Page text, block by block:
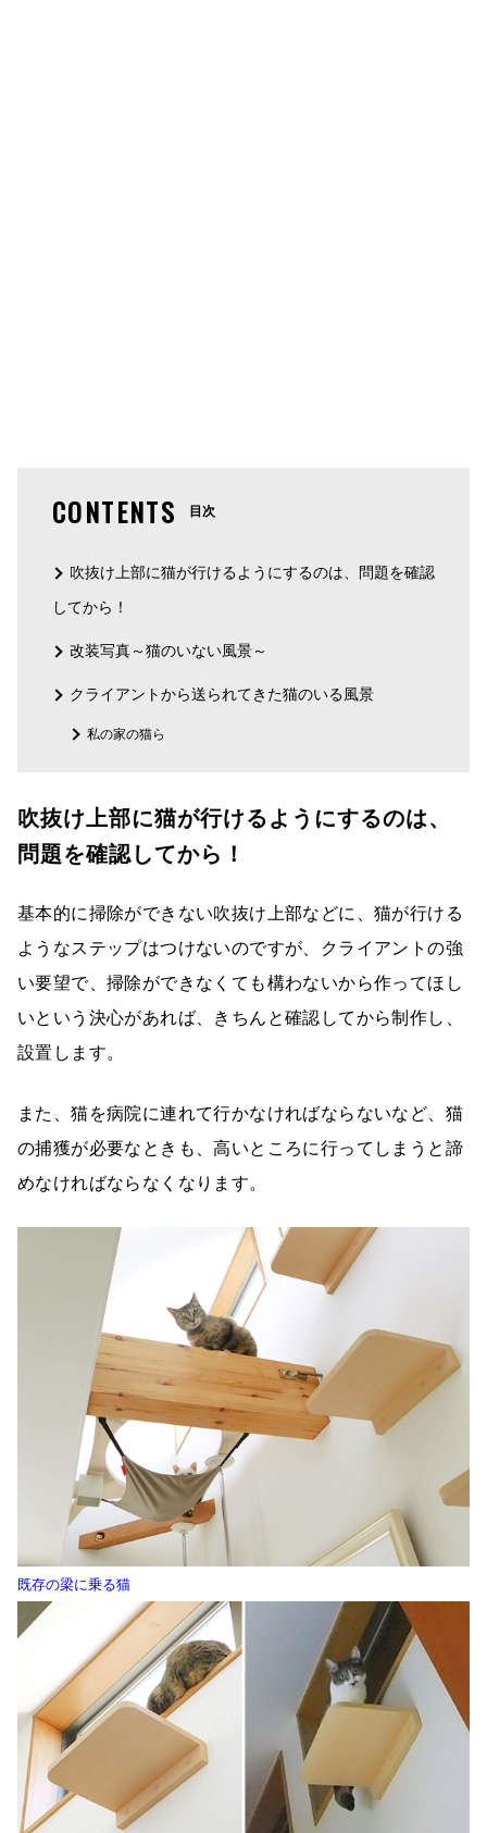
CONTENTS 目次
吹抜け上部に猫が行けるようにするのは、問題を確認
してから！
改装写真～猫のいない風景～
クライアントから送られてきた猫のいる風景
私の家の猫ら
吹抜け上部に猫が行けるようにするのは、
問題を確認してから！
基本的に掃除ができない吹抜け上部などに、猫が行ける
ようなステップはつけないのですが、クライアントの強
い要望で、掃除ができなくても構わないから作ってほし
いという決心があれば、きちんと確認してから制作し、
設置します。
また、猫を病院に連れて行かなければならないなど、猫
の捕獲が必要なときも、高いところに行ってしまうと諦
めなければならなくなります。
既存の梁に乗る猫